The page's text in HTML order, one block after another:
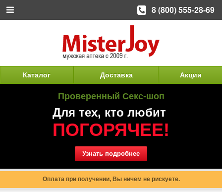
Каталог Доставка Акции
Проверенный Секс-шоп
Для тех, кто любит
ПОГОРЯЧЕЕ!
Узнать подробнее
Оплата при получении, Вы ничем не рискуете.
8 (800) 555-28-69